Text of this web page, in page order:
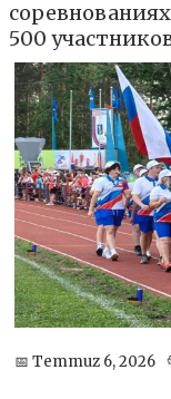
500
📅 Temmuz 6, 2026